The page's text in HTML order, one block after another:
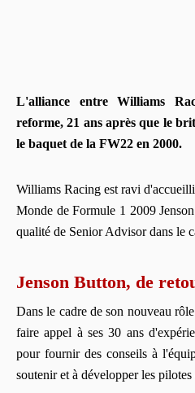
L'alliance entre Williams
reforme, 21 ans après que le
le baquet de la FW22 en 2000.
Williams Racing est ravi
Monde de Formule 1 2009
qualité de Senior Advisor dans le
Jenson Button, de
Dans le cadre de son nouveau
faire appel à ses 30 ans
pour fournir des conseils à
soutenir et à développer les